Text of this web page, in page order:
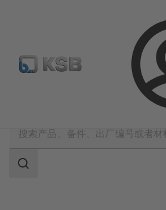
备件搜索 产品选型
搜